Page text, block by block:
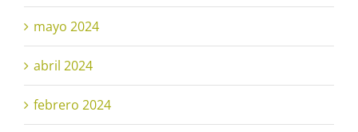
mayo 2024
abril 2024
febrero 2024